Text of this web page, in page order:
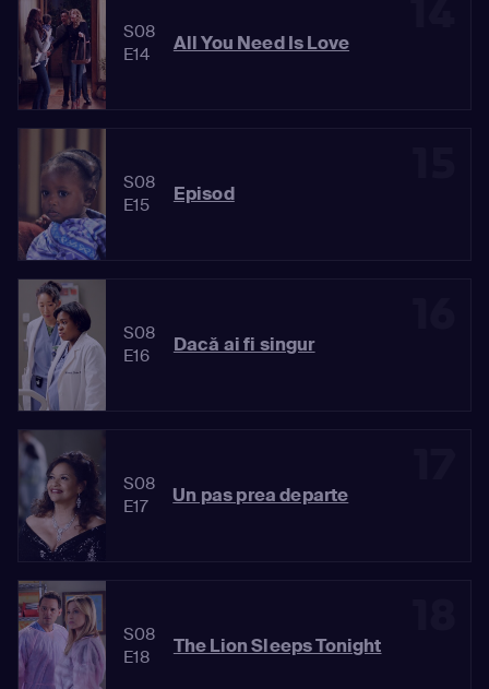
S08
E14
All You Need Is Love
S08
E15
Episod
S08
E16
Dacă ai fi singur
S08
E17
Un pas prea departe
S08
E18
The Lion Sleeps Tonight